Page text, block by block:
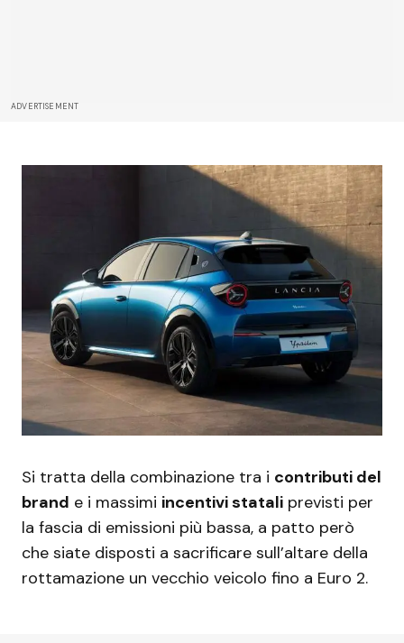
ADVERTISEMENT
Si tratta della combinazione tra i contributi del
brand e i massimi incentivi statali previsti per
la fascia di emissioni più bassa, a patto però
che siate disposti a sacrificare sull’altare della
rottamazione un vecchio veicolo fino a Euro 2.